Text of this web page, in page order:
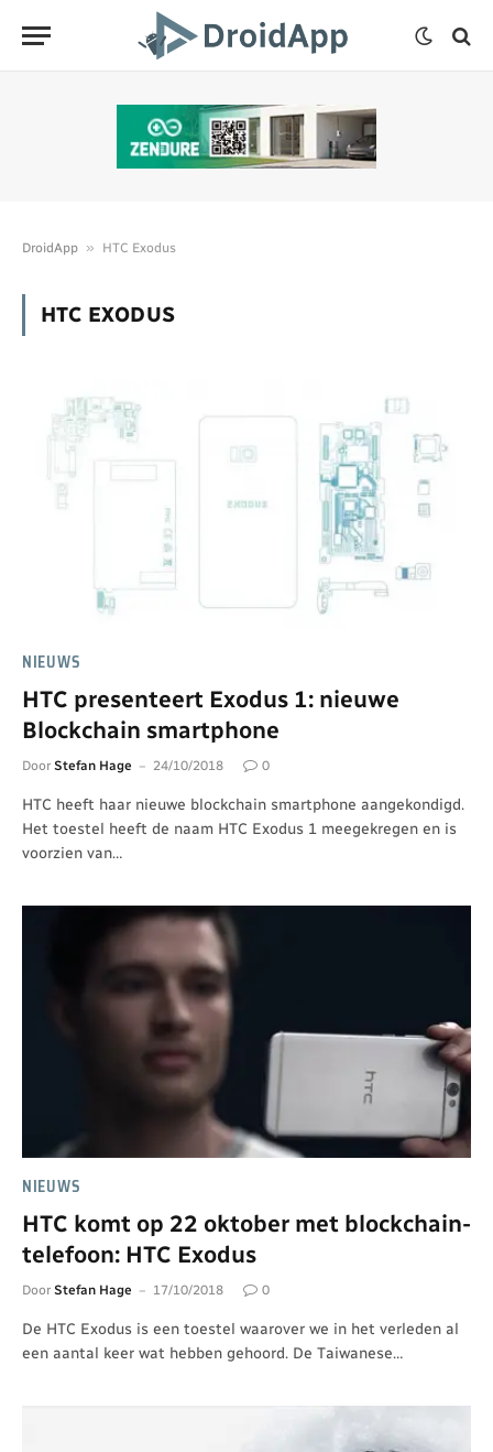
DroidApp » HTC Exodus
HTC EXODUS
NIEUWS
HTC presenteert Exodus 1: nieuwe
Blockchain smartphone
Door Stefan Hage 24/10/2018 0
HTC heeft haar nieuwe blockchain smartphone aangekondigd.
Het toestel heeft de naam HTC Exodus 1 meegekregen en is
voorzien van…
NIEUWS
HTC komt op 22 oktober met blockchain-
telefoon: HTC Exodus
Door Stefan Hage 17/10/2018 0
De HTC Exodus is een toestel waarover we in het verleden al
een aantal keer wat hebben gehoord. De Taiwanese…